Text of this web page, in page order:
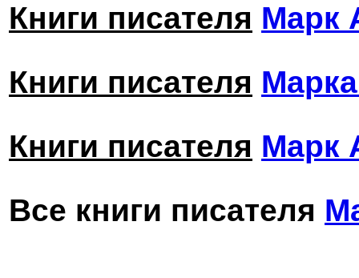
Книги писателя Марк
Книги писателя
Книги писателя Марк
Все книги писателя